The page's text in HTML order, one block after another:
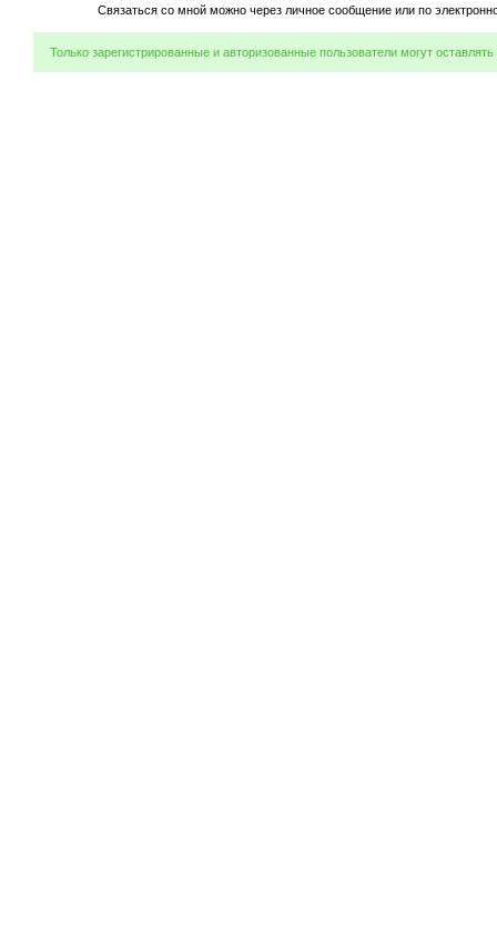
Связаться со мной можно через личное сообщение или по
Только зарегистрированные и авторизованные пользователи могут